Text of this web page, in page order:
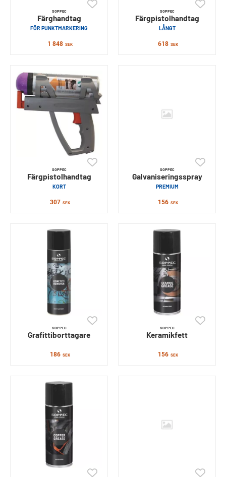
SOPPEC
Färghandtag
FÖR PUNKTMARKERING
1 848 SEK
SOPPEC
Färgpistolhandtag
LÅNGT
618 SEK
SOPPEC
Färgpistolhandtag
KORT
307 SEK
SOPPEC
Galvaniseringsspray
PREMIUM
156 SEK
SOPPEC
Grafittiborttagare
186 SEK
SOPPEC
Keramikfett
156 SEK